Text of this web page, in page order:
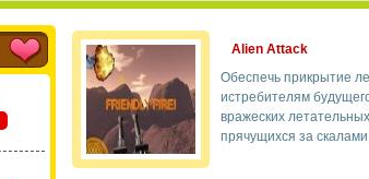
Alien Attack
Обеспечь прикрытие
истребителям
вражеских
прячущихся за